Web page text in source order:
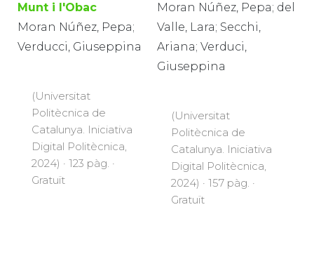
Munt i l'Obac
Moran Núñez, Pepa;
Verducci, Giuseppina
(Universitat
Politècnica de
Catalunya. Iniciativa
Digital Politècnica,
2024) · 123 pàg. ·
Gratuït
Moran Núñez, Pepa; del
Valle, Lara; Secchi,
Ariana; Verduci,
Giuseppina
(Universitat
Politècnica de
Catalunya. Iniciativa
Digital Politècnica,
2024) · 157 pàg. ·
Gratuït